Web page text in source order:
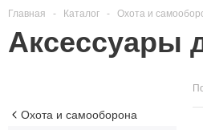
Главная - Каталог - Охота и
Аксессуары
Охота и самооборона